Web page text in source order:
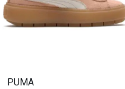
PUMA